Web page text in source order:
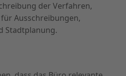
der Verfahren,
Ausschreibungen,
Stadtplanung.